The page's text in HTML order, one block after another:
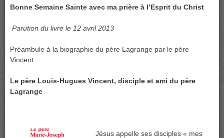
Bonne Semaine Sainte avec ma prière à l’Esprit du Christ
Parution du livre le 12 avril 2013
Préambule à la biographie du père Lagrange par le père
Vincent
Le père Louis-Hugues Vincent, disciple et ami du père
Lagrange
Jésus appelle ses disciples « mes